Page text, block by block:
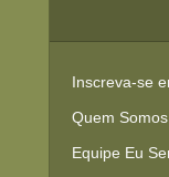
Inscreva-se
Quem Somos
Equipe Eu